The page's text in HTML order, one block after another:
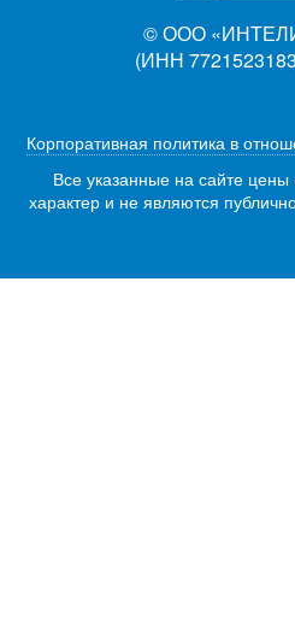
© ООО
(ИНН
Корпоративная политика в
Все указанные на сайте
характер и не являются